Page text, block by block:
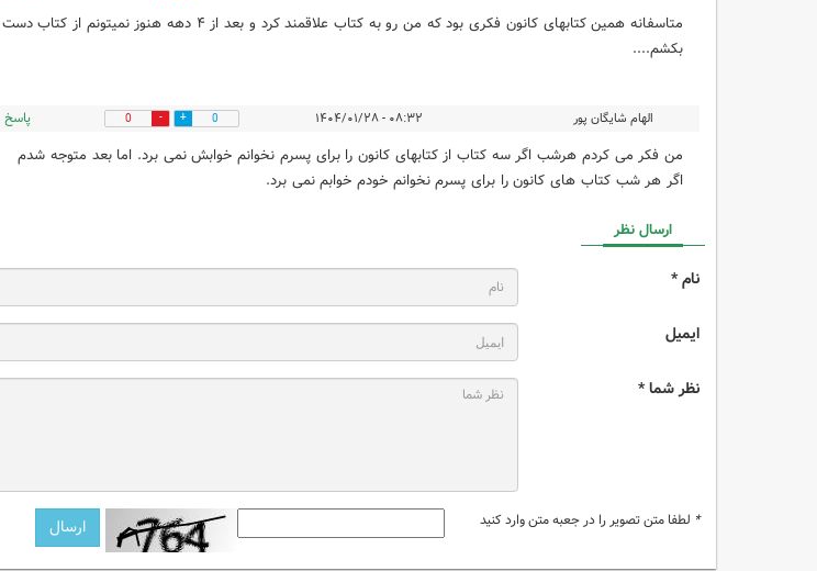
متاسفانه همین کتابهای کانون فکری بود که من رو به کتاب علاقمند کرد و بعد از ۴ دهه هنوز نمیتونم از کتاب دست
بکشم....
الهام شایگان پور ۰۸:۳۲ - ۱۴۰۴/۰۱/۲۸ 0
0 پاسخ
من فکر می کردم هرشب اگر سه کتاب از کتابهای کانون را برای پسرم نخوانم خوابش نمی برد. اما بعد متوجه شدم
اگر هر شب کتاب های کانون را برای پسرم نخوانم خودم خوابم نمی برد.
ارسال نظر
نام *
ایمیل
نظر شما *
* لطفا متن تصویر را در جعبه متن وارد کنید